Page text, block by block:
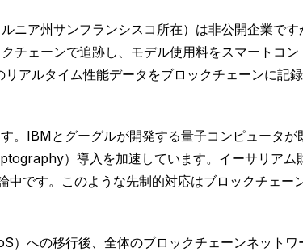
ニア州サンフランシスコ所在）は非公開企業で
チェーンで追跡し、モデル使用料をスマートコ
ルタイム性能データをブロックチェーンに記録
。IBMとグーグルが開発する量子コンピュータが
）導入を加速しています。イーサリアム
です。このような先制的対応はブロックチェー
への移行後、全体のブロックチェーンネット